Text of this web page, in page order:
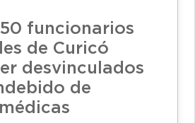
funcionarios
de Curicó
desvinculados
de